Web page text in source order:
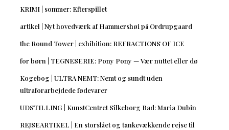
KRIMI | sommer: Efterspillet
artikel | Nyt hovedværk af Hammershøi på Ordrupgaard
the Round Tower | exhibition: REFRACTIONS OF ICE
for børn | TEGNESERIE: Pony Pony — Vær nuttet eller dø
Kogebog | ULTRA NEMT: Nemt og sundt uden
ultraforarbejdede fødevarer
UDSTILLING | KunstCentret Silkeborg Bad: Maria Dubin
REJSEARTIKEL | En storslået og tankevækkende rejse til